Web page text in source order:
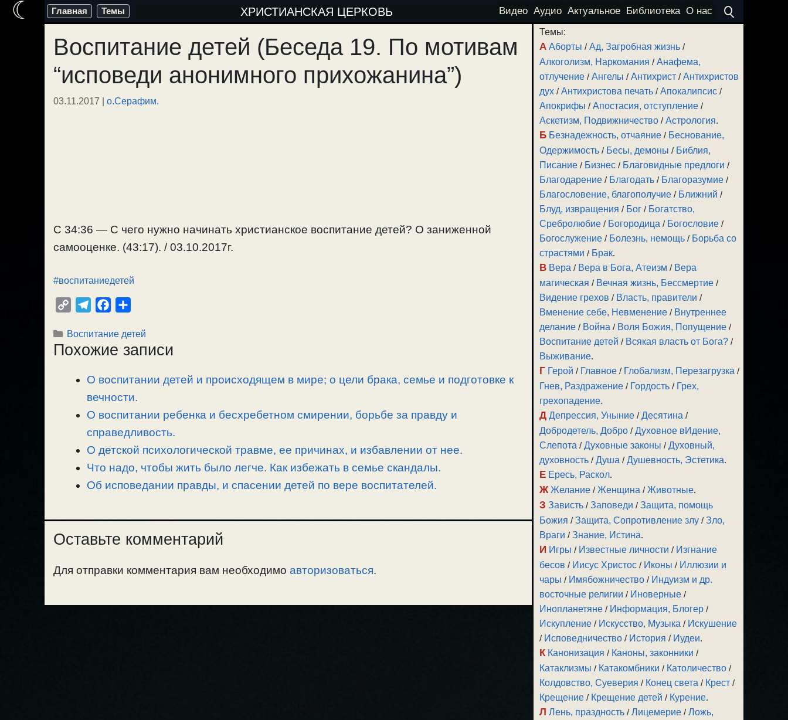
Перейти
содержимому
Главная Темы ХРИСТИАНСКАЯ ЦЕРКОВЬ Видео Аудио Актуальное Библиотека О нас
Воспитание детей (Беседа 19. По мотивам
“исповеди анонимного прихожанина”)
03.11.2017 | о.Серафим.
С 34:36 — С чего нужно начинать христианское воспитание детей? О заниженной
самооценке. (43:17). / 03.10.2017г.
#воспитаниедетей
p
y
l
e
r
a
m
c
e
o
o
k
п
р
в
и
т
Рубрики
Воспитание детей
Похожие записи
О воспитании детей и происходящем в мире; о цели брака, семье и подготовке к
вечности.
О воспитании ребенка и бесхребетном смирении, борьбе за правду и
справедливость.
О детской психологической травме, ее причинах, и избавлении от нее.
Что надо, чтобы жить было легче. Как избежать в семье скандалы.
Об исповедании правды, и спасении детей по вере воспитателей.
Оставьте комментарий
Для отправки комментария вам необходимо авторизоваться.
Темы:
А Аборты /Ад, Загробная жизнь /
Алкоголизм, Наркомания /Анафема,
отлучение /Ангелы /Антихрист /Антихристов
дух /Антихристова печать /Апокалипсис /
Апокрифы /Апостасия, отступление /
Аскетизм, Подвижничество /Астрология.
Б Безнадежность, отчаяние / Беснование,
Одержимость / Бесы, демоны / Библия,
Писание / Бизнес / Благовидные предлоги /
Благодарение / Благодать / Благоразумие /
Благословение, благополучие / Ближний /
Блуд, извращения / Бог / Богатство,
Сребролюбие / Богородица / Богословие /
Богослужение / Болезнь, немощь / Борьба со
страстями / Брак.
В Вера / Вера в Бога, Атеизм / Вера
магическая / Вечная жизнь, Бессмертие /
Видение грехов / Власть, правители /
Вменение себе, Невменение / Внутреннее
делание / Война / Воля Божия, Попущение /
Воспитание детей / Всякая власть от Бога? /
Выживание.
Г Герой / Главное / Глобализм, Перезагрузка /
Гнев, Раздражение / Гордость / Грех,
грехопадение.
Д Депрессия, Уныние /Десятина /
Добродетель, Добро /Духовное вИдение,
Слепота /Духовные законы /Духовный,
духовность /Душа /Душевность, Эстетика.
Е Ересь, Раскол.
Ж Желание /Женщина /Животные.
З Зависть /Заповеди /Защита, помощь
Божия /Защита, Сопротивление злу /Зло,
Враги /Знание, Истина.
И Игры / Известные личности / Изгнание
бесов / Иисус Христос / Иконы / Иллюзии и
чары / Имябожничество / Индуизм и др.
восточные религии / Иноверные /
Инопланетяне / Информация, Блогер /
Искупление / Искусство, Музыка / Искушение
/ Исповедничество / История / Иудеи.
К Канонизация / Каноны, законники /
Катаклизмы / Катакомбники / Католичество /
Колдовство, Суеверия / Конец света / Крест /
Крещение / Крещение детей / Курение.
Л Лень, праздность /Лицемерие /Ложь,
☾